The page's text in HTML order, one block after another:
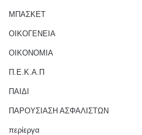
ΜΠΑΣΚΕΤ
ΟΙΚΟΓΕΝΕΙΑ
ΟΙΚΟΝΟΜΙΑ
Π.Ε.Κ.Α.Π
ΠΑΙΔΙ
ΠΑΡΟΥΣΙΑΣΗ ΑΣΦΑΛΙΣΤΩΝ
περίεργα